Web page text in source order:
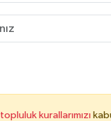
topluluk kurallarımızı